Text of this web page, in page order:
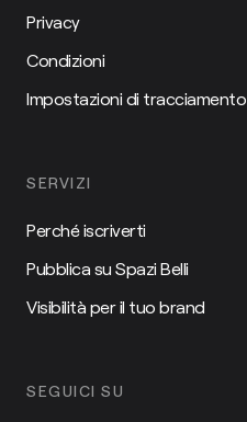
Privacy
Condizioni
Impostazioni di tracciamento
SERVIZI
Perché iscriverti
Pubblica su Spazi Belli
Visibilità per il tuo brand
SEGUICI SU